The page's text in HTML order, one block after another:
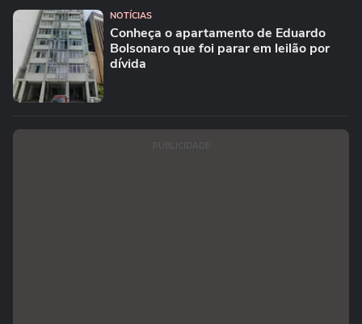
NOTÍCIAS
Conheça o apartamento de Eduardo
Bolsonaro que foi parar em leilão por
dívida
PUBLICIDADE